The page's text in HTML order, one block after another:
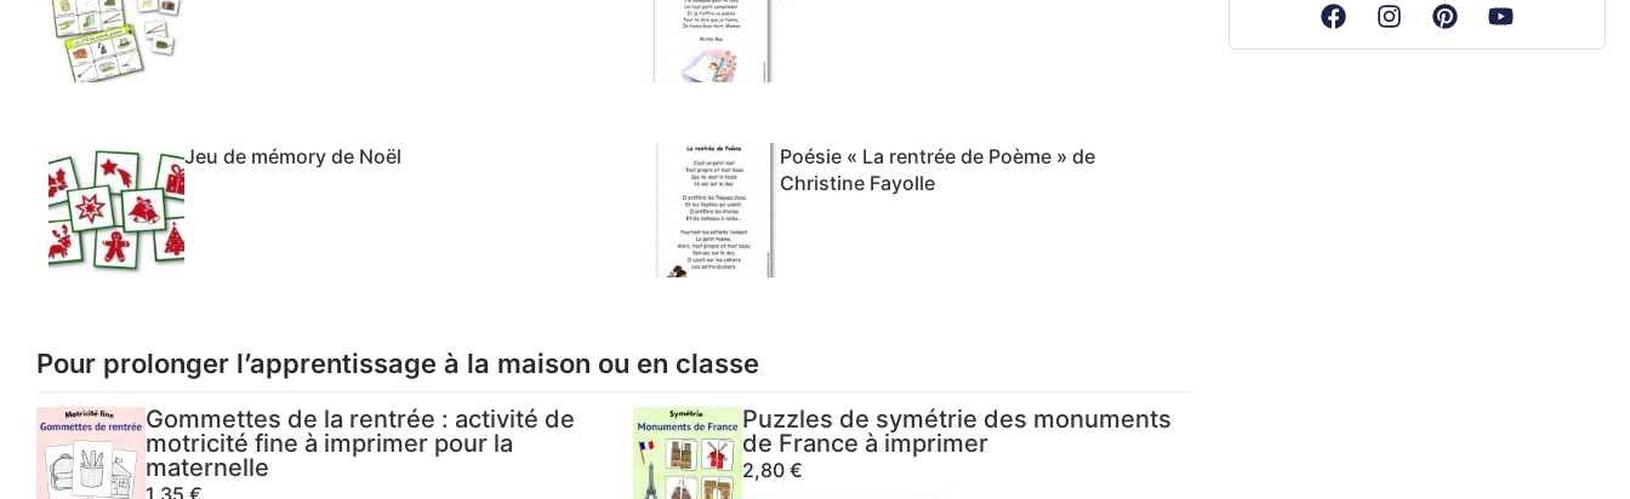
Jeu de mémory de Noël
Poésie « La rentrée de Poème » de
Christine Fayolle
Pour prolonger l’apprentissage à la maison ou en classe
Gommettes de la rentrée : activité de
motricité fine à imprimer pour la
maternelle
Puzzles de symétrie des monuments
de France à imprimer
2,80 €